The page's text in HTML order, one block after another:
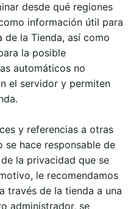
desde qué regiones
información útil para
de la Tienda, así como
la posible
automáticos no
el servidor y permiten
y referencias a otras
se hace responsable de
la privacidad que se
le recomendamos
través de la tienda a una
administrador, se